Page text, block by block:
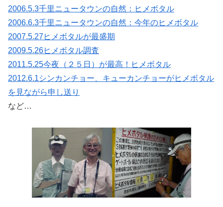
2006.5.3千里ニュータウンの自然：ヒメボタル
2006.6.3千里ニュータウンの自然：今年のヒメボタル
2007.5.27ヒメボタルが最盛期
2009.5.26ヒメボタル調査
2011.5.25今夜（２５日）が最高！ヒメボタル
2012.6.1シンカンチョー、キューカンチョーがヒメボタル
を見ながら申し送り
など…